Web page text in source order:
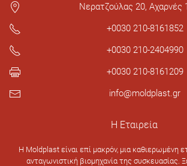
Νερατζούλας 20, Αχαρνές
+0030 210-8161852
+0030 210-2404990
+0030 210-8161209
info@moldplast.gr
Η Εταιρεία
H Moldplast είναι επί μακρόν, μια καθιερωμένη
ανταγωνιστική βιομηχανία της συσκευασίας.